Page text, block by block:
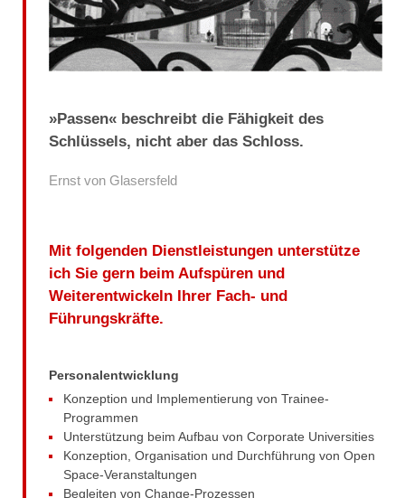
mein angebot
training
consulting
lebenslauf
referenzprojekte
publikationen
praxis südkorea
»Passen« beschreibt die Fähigkeit des
Schlüssels, nicht aber das Schloss.
Ernst von Glasersfeld
Mit folgenden Dienstleistungen unterstütze
ich Sie gern beim Aufspüren und
Weiterentwickeln Ihrer Fach- und
Führungskräfte.
Personalentwicklung
Konzeption und Implementierung von Trainee-
Programmen
Unterstützung beim Aufbau von Corporate Universities
Konzeption, Organisation und Durchführung von Open
Space-Veranstaltungen
Begleiten von Change-Prozessen